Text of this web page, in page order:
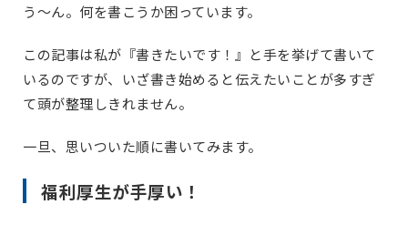
う～ん。何を書こうか困っています。
この記事は私が『書きたいです！』と手を挙げて書いて
いるのですが、いざ書き始めると伝えたいことが多すぎ
て頭が整理しきれません。
一旦、思いついた順に書いてみます。
福利厚生が手厚い！